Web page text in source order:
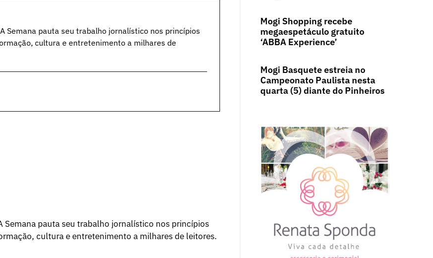
Semana pauta seu trabalho jornalístico nos princípios
cultura e entretenimento a milhares de
Semana pauta seu trabalho jornalístico nos princípios
cultura e entretenimento a milhares de leitores.
Mogi Shopping recebe
megaespetáculo gratuito
‘ABBA Experience’
Mogi Basquete estreia no
Campeonato Paulista nesta
quarta (5) diante do Pinheiros